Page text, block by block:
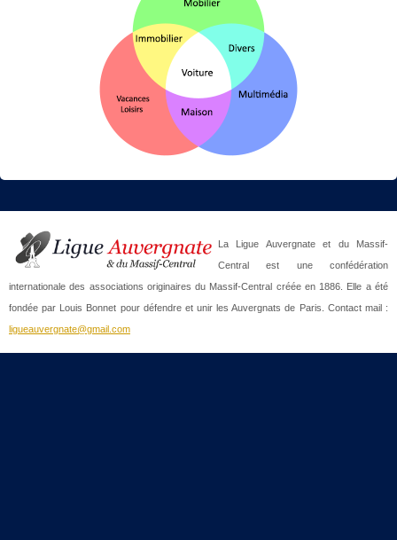
La Ligue Auvergnate et du Massif-
Central est une confédération
internationale des associations originaires du Massif-Central créée en 1886. Elle a été
fondée par Louis Bonnet pour défendre et unir les Auvergnats de Paris. Contact mail :
ligueauvergnate@gmail.com